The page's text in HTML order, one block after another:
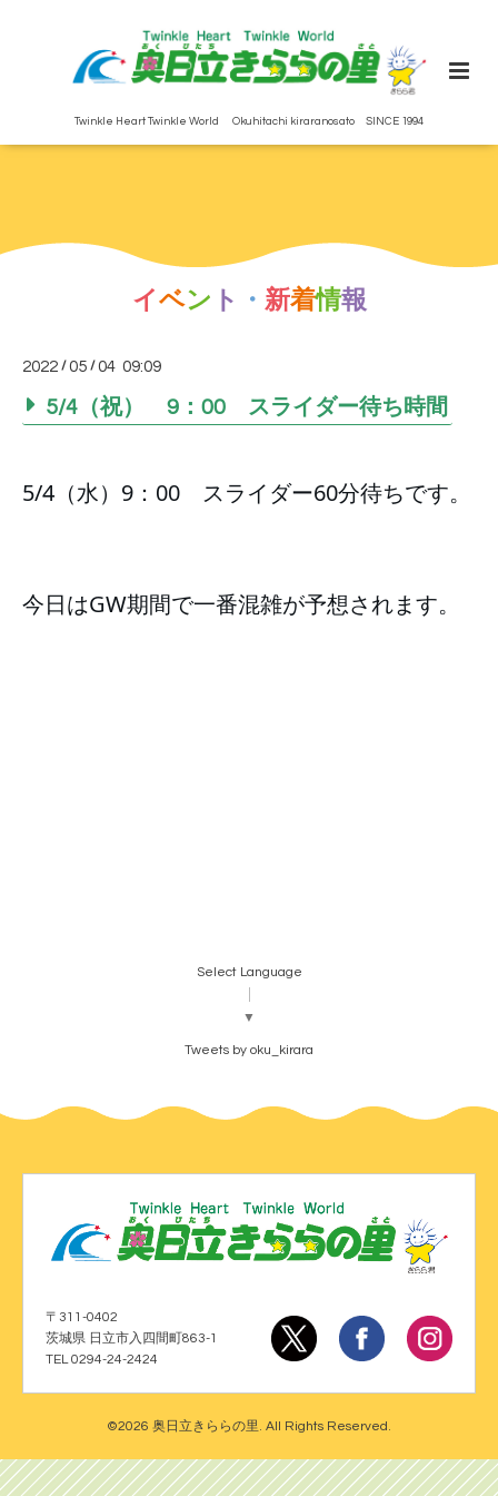
Twinkle Heart Twinkle World Okuhitachi kiraranosato SINCE 1994
イ ベン ト ・ 新着情報
2022 /05 /04 09:09
5/4（祝） 9：00 スライダー待ち時間
5/4（水）9：00　スライダー60分待ちです。
今日はGW期間で一番混雑が予想されます。
Select Language
▼
Tweets by oku_kirara
〒311-0402
茨城県 日立市入四間町863-1
TEL 0294-24-2424
©2026 奥日立きららの里. All Rights Reserved.